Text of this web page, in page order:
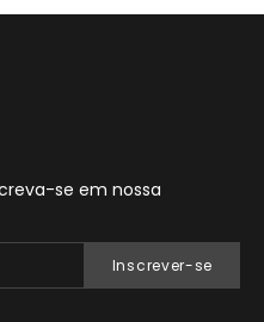
se em nossa
Inscrever-se